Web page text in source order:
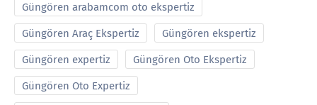
Güngören arabamcom oto ekspertiz
Güngören Araç Ekspertiz Güngören ekspertiz
Güngören expertiz Güngören Oto Ekspertiz
Güngören Oto Expertiz